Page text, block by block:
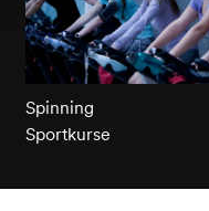
Spinning
Sportkurse